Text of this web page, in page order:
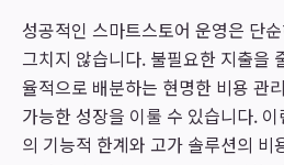
성공적인 스마트스토어 운영은 단
그치지 않습니다. 불필요한 지출을
율적으로 배분하는 현명한 비용 관
가능한 성장을 이룰 수 있습니다.
의 기능적 한계와 고가 솔루션의 비